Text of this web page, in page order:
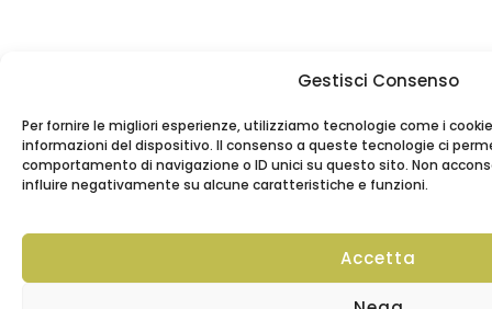
Gestisci Consenso
Per fornire le migliori esperienze, utilizziamo tecnologie come i
informazioni del dispositivo. Il consenso a queste tecnologie ci
comportamento di navigazione o ID unici su questo sito. Non
influire negativamente su alcune caratteristiche e funzioni.
Accetta